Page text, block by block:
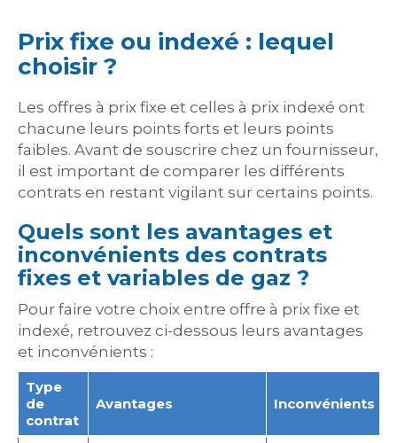
Prix fixe ou indexé : lequel
choisir ?
Les offres à prix fixe et celles à prix indexé ont
chacune leurs points forts et leurs points
faibles. Avant de souscrire chez un fournisseur,
il est important de comparer les différents
contrats en restant vigilant sur certains points.
Quels sont les avantages et
inconvénients des contrats
fixes et variables de gaz ?
Pour faire votre choix entre offre à prix fixe et
indexé, retrouvez ci-dessous leurs avantages
et inconvénients :
Type
de
contrat
Avantages Inconvénients